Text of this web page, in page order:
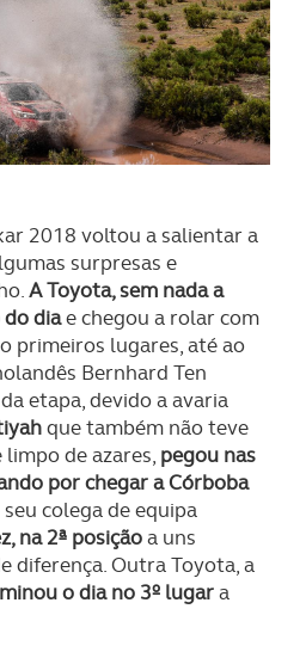
2018 voltou a salientar a
surpresas e
A Toyota, sem nada a
diae chegou a rolar com
primeiros lugares, até ao
Bernhard Ten
etapa, devido a avaria
que também não teve
de azares, pegou nas
por chegar a Córboba
colega de equipa
na 2ª posiçãoa uns
diferença. Outra Toyota, a
o dia no 3º lugara